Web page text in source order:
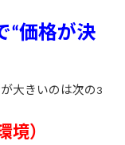
“価格が決
大きいのは次の 3
）